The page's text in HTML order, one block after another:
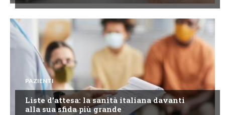
PAZIENTI
Liste d’attesa: la sanità italiana davanti
alla sua sfida più grande